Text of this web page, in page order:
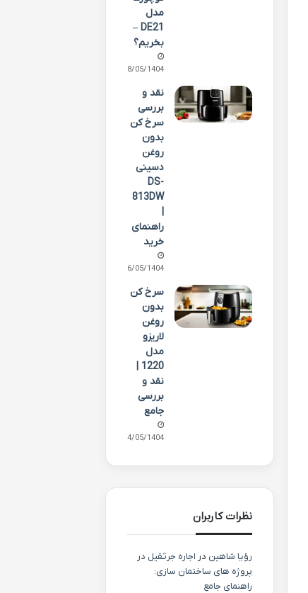
مدل
DE21 –
بخریم؟
28/05/1404
نقد و
بررسی
سرخ کن
بدون
روغن
دسینی
DS-
813DW
راهنمای
خرید
16/05/1404
سرخ کن
بدون
روغن
لاریزو
مدل
نقد و
بررسی
جامع
14/05/1404
نظرات کاربران
رؤیا شاهین در اجاره جرثقیل در
پروژه های ساختمان سازی:
راهنمای جامع